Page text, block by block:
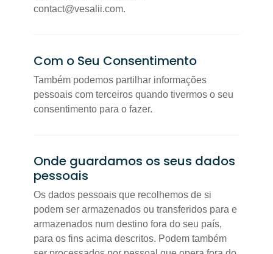
contact@vesalii.com.
Com o Seu Consentimento
Também podemos partilhar informações
pessoais com terceiros quando tivermos o seu
consentimento para o fazer.
Onde guardamos os seus dados
pessoais
Os dados pessoais que recolhemos de si
podem ser armazenados ou transferidos para e
armazenados num destino fora do seu país,
para os fins acima descritos. Podem também